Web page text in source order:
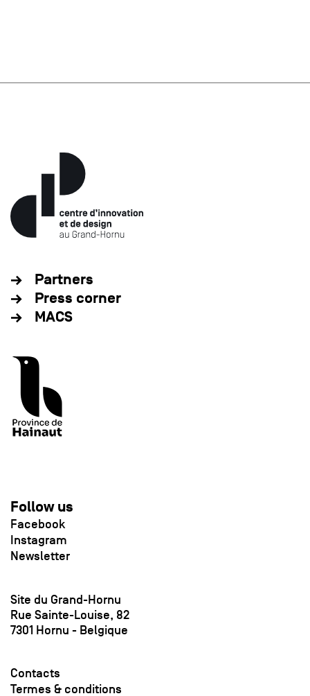
Partners
Press corner
MACS
Follow us
Facebook
Instagram
Newsletter
Site du Grand-Hornu
Rue Sainte-Louise, 82
7301 Hornu - Belgique
Contacts
Termes & conditions